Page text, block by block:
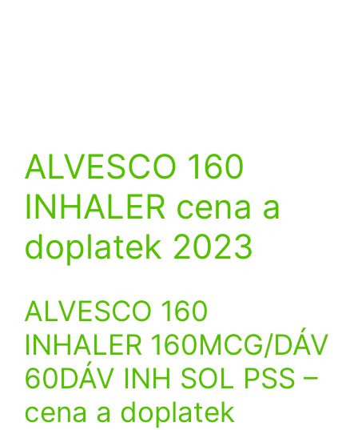
ALVESCO 160
INHALER cena a
doplatek 2023
ALVESCO 160
INHALER 160MCG/DÁV
60DÁV INH SOL PSS –
cena a doplatek